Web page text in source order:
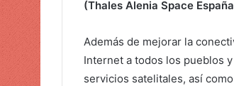
n
c
o
(Thales Alenia Space
Además de mejorar la
Internet a todos los pueblos
servicios satelitales, así